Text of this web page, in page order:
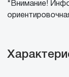
*Внимание!